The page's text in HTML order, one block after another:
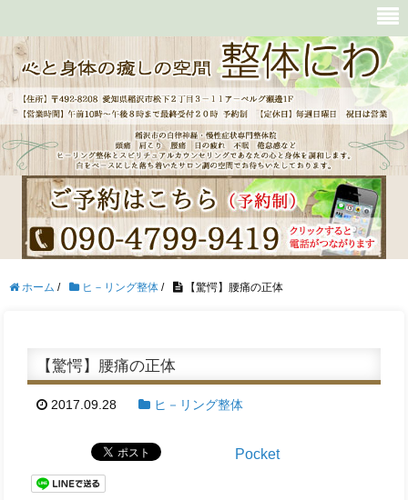
ホーム / ヒ－リング整体 / 【驚愕】腰痛の正体
【驚愕】腰痛の正体
2017.09.28 ヒ－リング整体
Pocket